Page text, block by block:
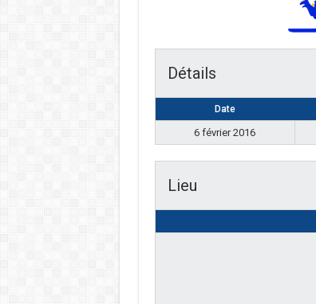
Détails
Date
6 février 2016
Lieu